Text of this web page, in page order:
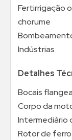
Fertirrigação
chorume
Indústrias
Detalhes
Bocais
Corpo da
Intermediário
Rotor de